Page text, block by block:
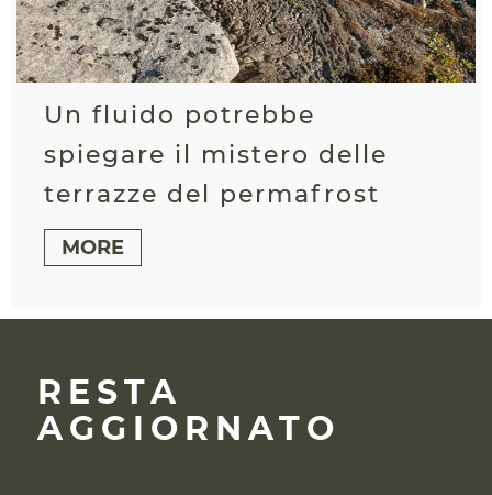
Un fluido potrebbe
spiegare il mistero delle
terrazze del permafrost
MORE
RESTA
AGGIORNATO